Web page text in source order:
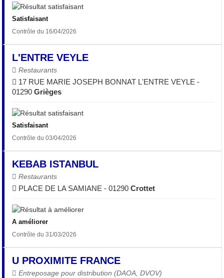
Satisfaisant
Contrôle du 16/04/2026
L'ENTRE VEYLE
Restaurants
17 RUE MARIE JOSEPH BONNAT L'ENTRE VEYLE -
01290Grièges
Satisfaisant
Contrôle du 03/04/2026
KEBAB ISTANBUL
Restaurants
PLACE DE LA SAMIANE - 01290Crottet
A améliorer
Contrôle du 31/03/2026
U PROXIMITE FRANCE
Entreposage pour distribution (DAOA, DVOV)